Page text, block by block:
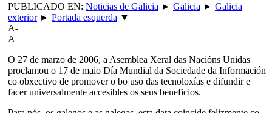
PUBLICADO EN: Noticias de Galicia ► Galicia ► Galicia
exterior► Portada esquerda ▼
A-
A+
O 27 de marzo de 2006, a Asemblea Xeral das Nacións Unidas
proclamou o 17 de maio Día Mundial da Sociedade da Información
co obxectivo de promover o bo uso das tecnoloxías e difundir e
facer universalmente accesibles os seus beneficios.